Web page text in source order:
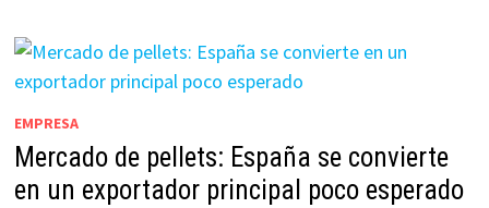
EMPRESA
Mercado de pellets: España se convierte
en un exportador principal poco esperado